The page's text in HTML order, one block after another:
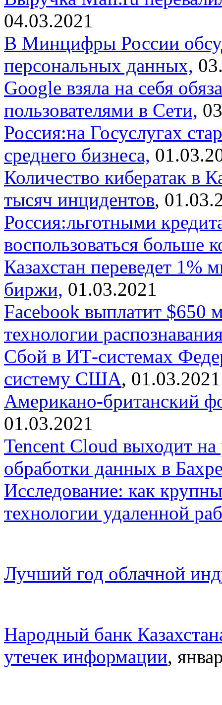
04.03.2021
В Минцифры России
персональных данных,
Google взяла на себя
пользователями в Сети,
Россия:на Госуслугах
среднего бизнеса,
Количество кибератак в
тысяч инцидентов,
Россия:льготными
воспользоваться больше
Казахстан переведет 1%
биржи, 01.03.2021
Facebook выплатит $650
технологии
Сбой в ИТ-системах
систему США, 01.03.2021
Американо-британский
01.03.2021
Tencent Cloud выходит
обработки данных в
Исследование: как
технологии удаленной
Лучший год облачной
Народный банк
утечек информации,